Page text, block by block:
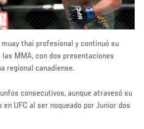
thai profesional y continuó su
MMA, con dos presentaciones
regional canadiense.
consecutivos, aunque atravesó su
UFC al ser noqueado por Junior dos